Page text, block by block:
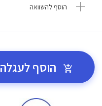
הוסף להשוואה
הוסף לעגלה